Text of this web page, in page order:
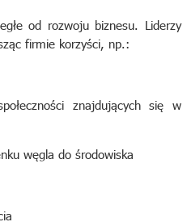
od rozwoju biznesu. Liderzy
firmie korzyści, np.:
znajdujących się w
węgla do środowiska